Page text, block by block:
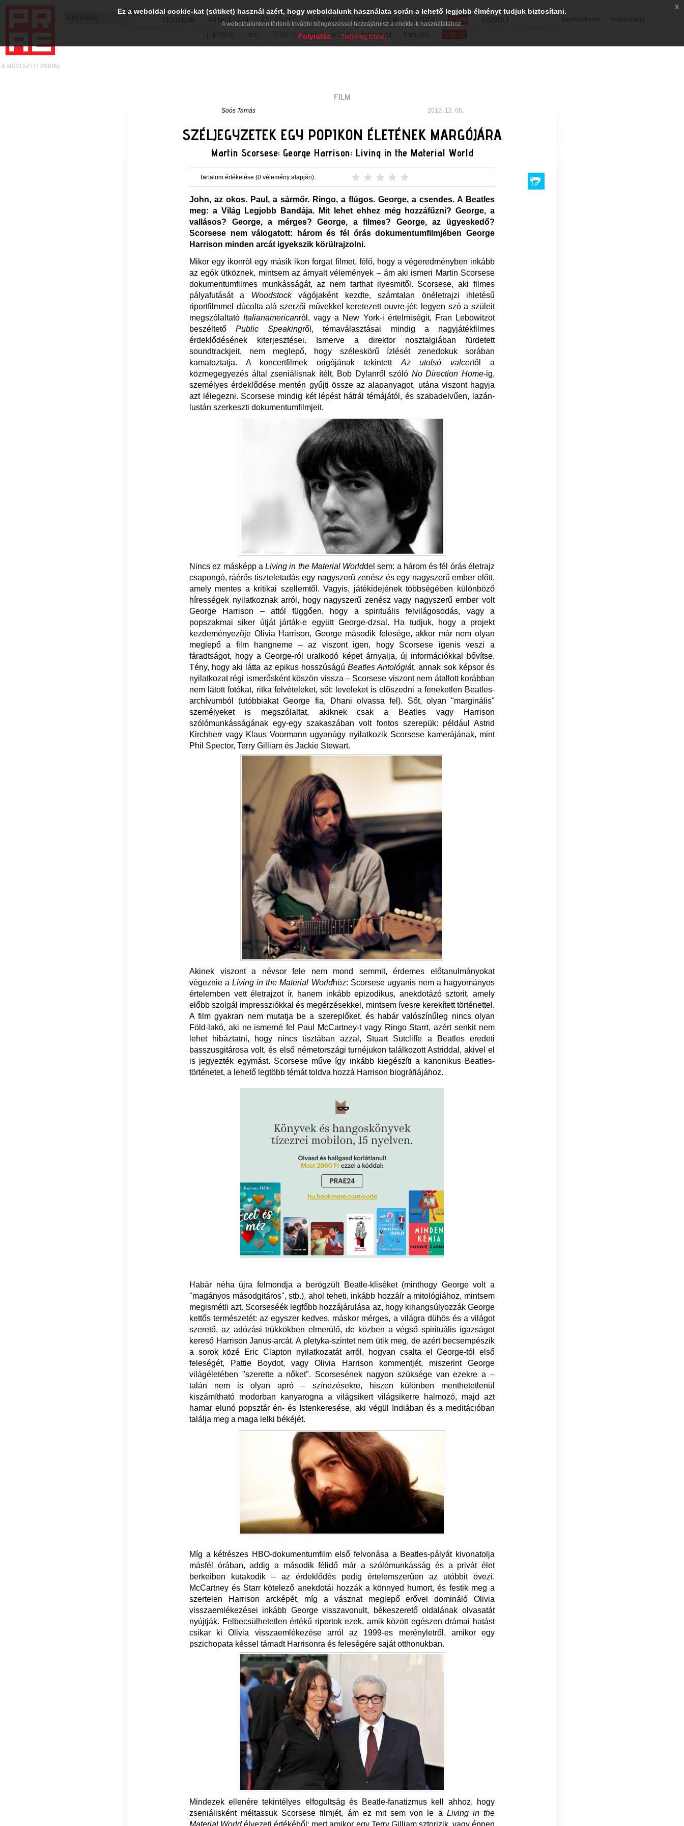
Bejelentkezés Regisztráció
IRODALOM ART&DESIGN ÉPÍTÉSZET SZÍNHÁZ ZENE FILM GYEREK KSMM
220VOLT
portfóliók
blog PRAE folyóirat petíció lapcsalád könyvek hírlevél
FILM
Soós Tamás 2012. 12. 06.
SZÉLJEGYZETEK EGY POPIKON ÉLETÉNEK MARGÓJÁRA
Martin Scorsese: George Harrison: Living in the Material World
Tartalom értékelése (0 vélemény alapján):
John, az okos. Paul, a sármőr. Ringo, a flúgos. George, a csendes. A Beatles
meg: a Világ Legjobb Bandája. Mit lehet ehhez még hozzáfűzni? George, a
vallásos? George, a mérges? George, a filmes? George, az ügyeskedő?
Scorsese nem válogatott: három és fél órás dokumentumfilmjében George
Harrison minden arcát igyekszik körülrajzolni.
Mikor egy ikonról egy másik ikon forgat filmet, félő, hogy a végeredményben inkább
az egók ütköznek, mintsem az árnyalt vélemények – ám aki ismeri Martin Scorsese
dokumentumfilmes munkásságát, az nem tarthat ilyesmitől. Scorsese, aki filmes
pályafutását a Woodstockvágójaként kezdte, számtalan önéletrajzi ihletésű
riportfilmmel dúcolta alá szerzői művekkel keretezett ouvre-jét: legyen szó a szüleit
megszólaltatóItalianamericanról, vagy a New York-i értelmiségit, Fran Lebowitzot
beszéltetőPublic Speakingről, témaválasztásai mindig a nagyjátékfilmes
érdeklődésének kiterjesztései. Ismerve a direktor nosztalgiában fürdetett
soundtrackjeit, nem meglepő, hogy széleskörű ízlését zenedokuk sorában
kamatoztatja. A koncertfilmek origójának tekintett Az utolsó valcertől a
közmegegyezés által zseniálisnak ítélt, Bob Dylanről szóló No Direction Home-ig,
személyes érdeklődése mentén gyűjti össze az alapanyagot, utána viszont hagyja
azt lélegezni. Scorsese mindig két lépést hátrál témájától, és szabadelvűen, lazán-
lustán szerkeszti dokumentumfilmjeit.
Nincs ez másképp aLiving in the Material Worlddel sem: a három és fél órás életrajz
csapongó, ráérős tiszteletadás egy nagyszerű zenész és egy nagyszerű ember előtt,
amely mentes a kritikai szellemtől. Vagyis, játékidejének többségében különböző
hírességek nyilatkoznak arról, hogy nagyszerű zenész vagy nagyszerű ember volt
George Harrison – attól függően, hogy a spirituális felvilágosodás, vagy a
popszakmai siker útját járták-e együtt George-dzsal. Ha tudjuk, hogy a projekt
kezdeményezője Olivia Harrison, George második felesége, akkor már nem olyan
meglepő a film hangneme – az viszont igen, hogy Scorsese igenis veszi a
fáradtságot, hogy a George-ról uralkodó képet árnyalja, új információkkal bővítse.
Tény, hogy aki látta az epikus hosszúságúBeatles Antológiát, annak sok képsor és
nyilatkozat régi ismerősként köszön vissza – Scorsese viszont nem átallott korábban
nem látott fotókat, ritka felvételeket, sőt: leveleket is előszedni a feneketlen Beatles-
archívumból (utóbbiakat George fia, Dhani olvassa fel). Sőt, olyan "marginális"
személyeket is megszólaltat, akiknek csak a Beatles vagy Harrison
szólómunkásságának egy-egy szakaszában volt fontos szerepük: például Astrid
Kirchherr vagy Klaus Voormann ugyanúgy nyilatkozik Scorsese kamerájának, mint
Phil Spector, Terry Gilliam és Jackie Stewart.
Akinek viszont a névsor fele nem mond semmit, érdemes előtanulmányokat
végeznie aLiving in the Material Worldhöz: Scorsese ugyanis nem a hagyományos
értelemben vett életrajzot ír, hanem inkább epizodikus, anekdotázó sztorit, amely
előbb szolgál impressziókkal és megérzésekkel, mintsem ívesre kerekített történettel.
A film gyakran nem mutatja be a szereplőket, és habár valószínűleg nincs olyan
Föld-lakó, aki ne ismerné fel Paul McCartney-t vagy Ringo Starrt, azért senkit nem
lehet hibáztatni, hogy nincs tisztában azzal, Stuart Sutcliffe a Beatles eredeti
basszusgitárosa volt, és első németországi turnéjukon találkozott Astriddal, akivel el
is jegyezték egymást. Scorsese műve így inkább kiegészíti a kanonikus Beatles-
történetet, a lehető legtöbb témát toldva hozzá Harrison biográfiájához.
Habár néha újra felmondja a berögzült Beatle-kliséket (minthogy George volt a
"magányos másodgitáros", stb.), ahol teheti, inkább hozzáír a mitológiához, mintsem
megismétli azt. Scorseséék legfőbb hozzájárulása az, hogy kihangsúlyozzák George
kettős természetét: az egyszer kedves, máskor mérges, a világra dühös és a világot
szerető, az adózási trükkökben elmerülő, de közben a végső spirituális igazságot
kereső Harrison Janus-arcát. A pletyka-szintet nem ütik meg, de azért becsempészik
a sorok közé Eric Clapton nyilatkozatát arról, hogyan csalta el George-tól első
feleségét, Pattie Boydot, vagy Olivia Harrison kommentjét, miszerint George
világéletében "szerette a nőket". Scorsesének nagyon szüksége van ezekre a –
talán nem is olyan apró – színezésekre, hiszen különben menthetetlenül
kiszámítható modorban kanyarogna a világsikert világsikerre halmozó, majd azt
hamar elunó popsztár én- és Istenkeresése, aki végül Indiában és a meditációban
találja meg a maga lelki békéjét.
Míg a kétrészes HBO-dokumentumfilm első felvonása a Beatles-pályát kivonatolja
másfél órában, addig a második félidő már a szólómunkásság és a privát élet
berkeiben kutakodik – az érdeklődés pedig értelemszerűen az utóbbit övezi.
McCartney és Starr kötelező anekdotái hozzák a könnyed humort, és festik meg a
szertelen Harrison arcképét, míg a vásznat meglepő erővel domináló Olivia
visszaemlékezései inkább George visszavonult, békeszerető oldalának olvasatát
nyújtják. Felbecsülhetetlen értékű riportok ezek, amik között egészen drámai hatást
csikar ki Olivia visszaemlékezése arról az 1999-es merényletről, amikor egy
pszichopata késsel támadt Harrisonra és feleségére saját otthonukban.
Mindezek ellenére tekintélyes elfogultság és Beatle-fanatizmus kell ahhoz, hogy
zseniálisként méltassuk Scorsese filmjét, ám ez mit sem von le a Living in the
Ez a weboldal cookie-kat (sütiket) használ azért, hogy weboldalunk használata során a lehető legjobb élményt tudjuk biztosítani.
A weboldalunkon történő további böngészéssel hozzájárulsz a cookie-k használatához.
Folytatás Tudj meg többet
x